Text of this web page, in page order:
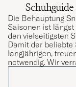
Schuhguide
Die Behauptung
Saisonen ist
den vielseitigsten
Damit der beliebte
langjährigen,
notwendig. Wir